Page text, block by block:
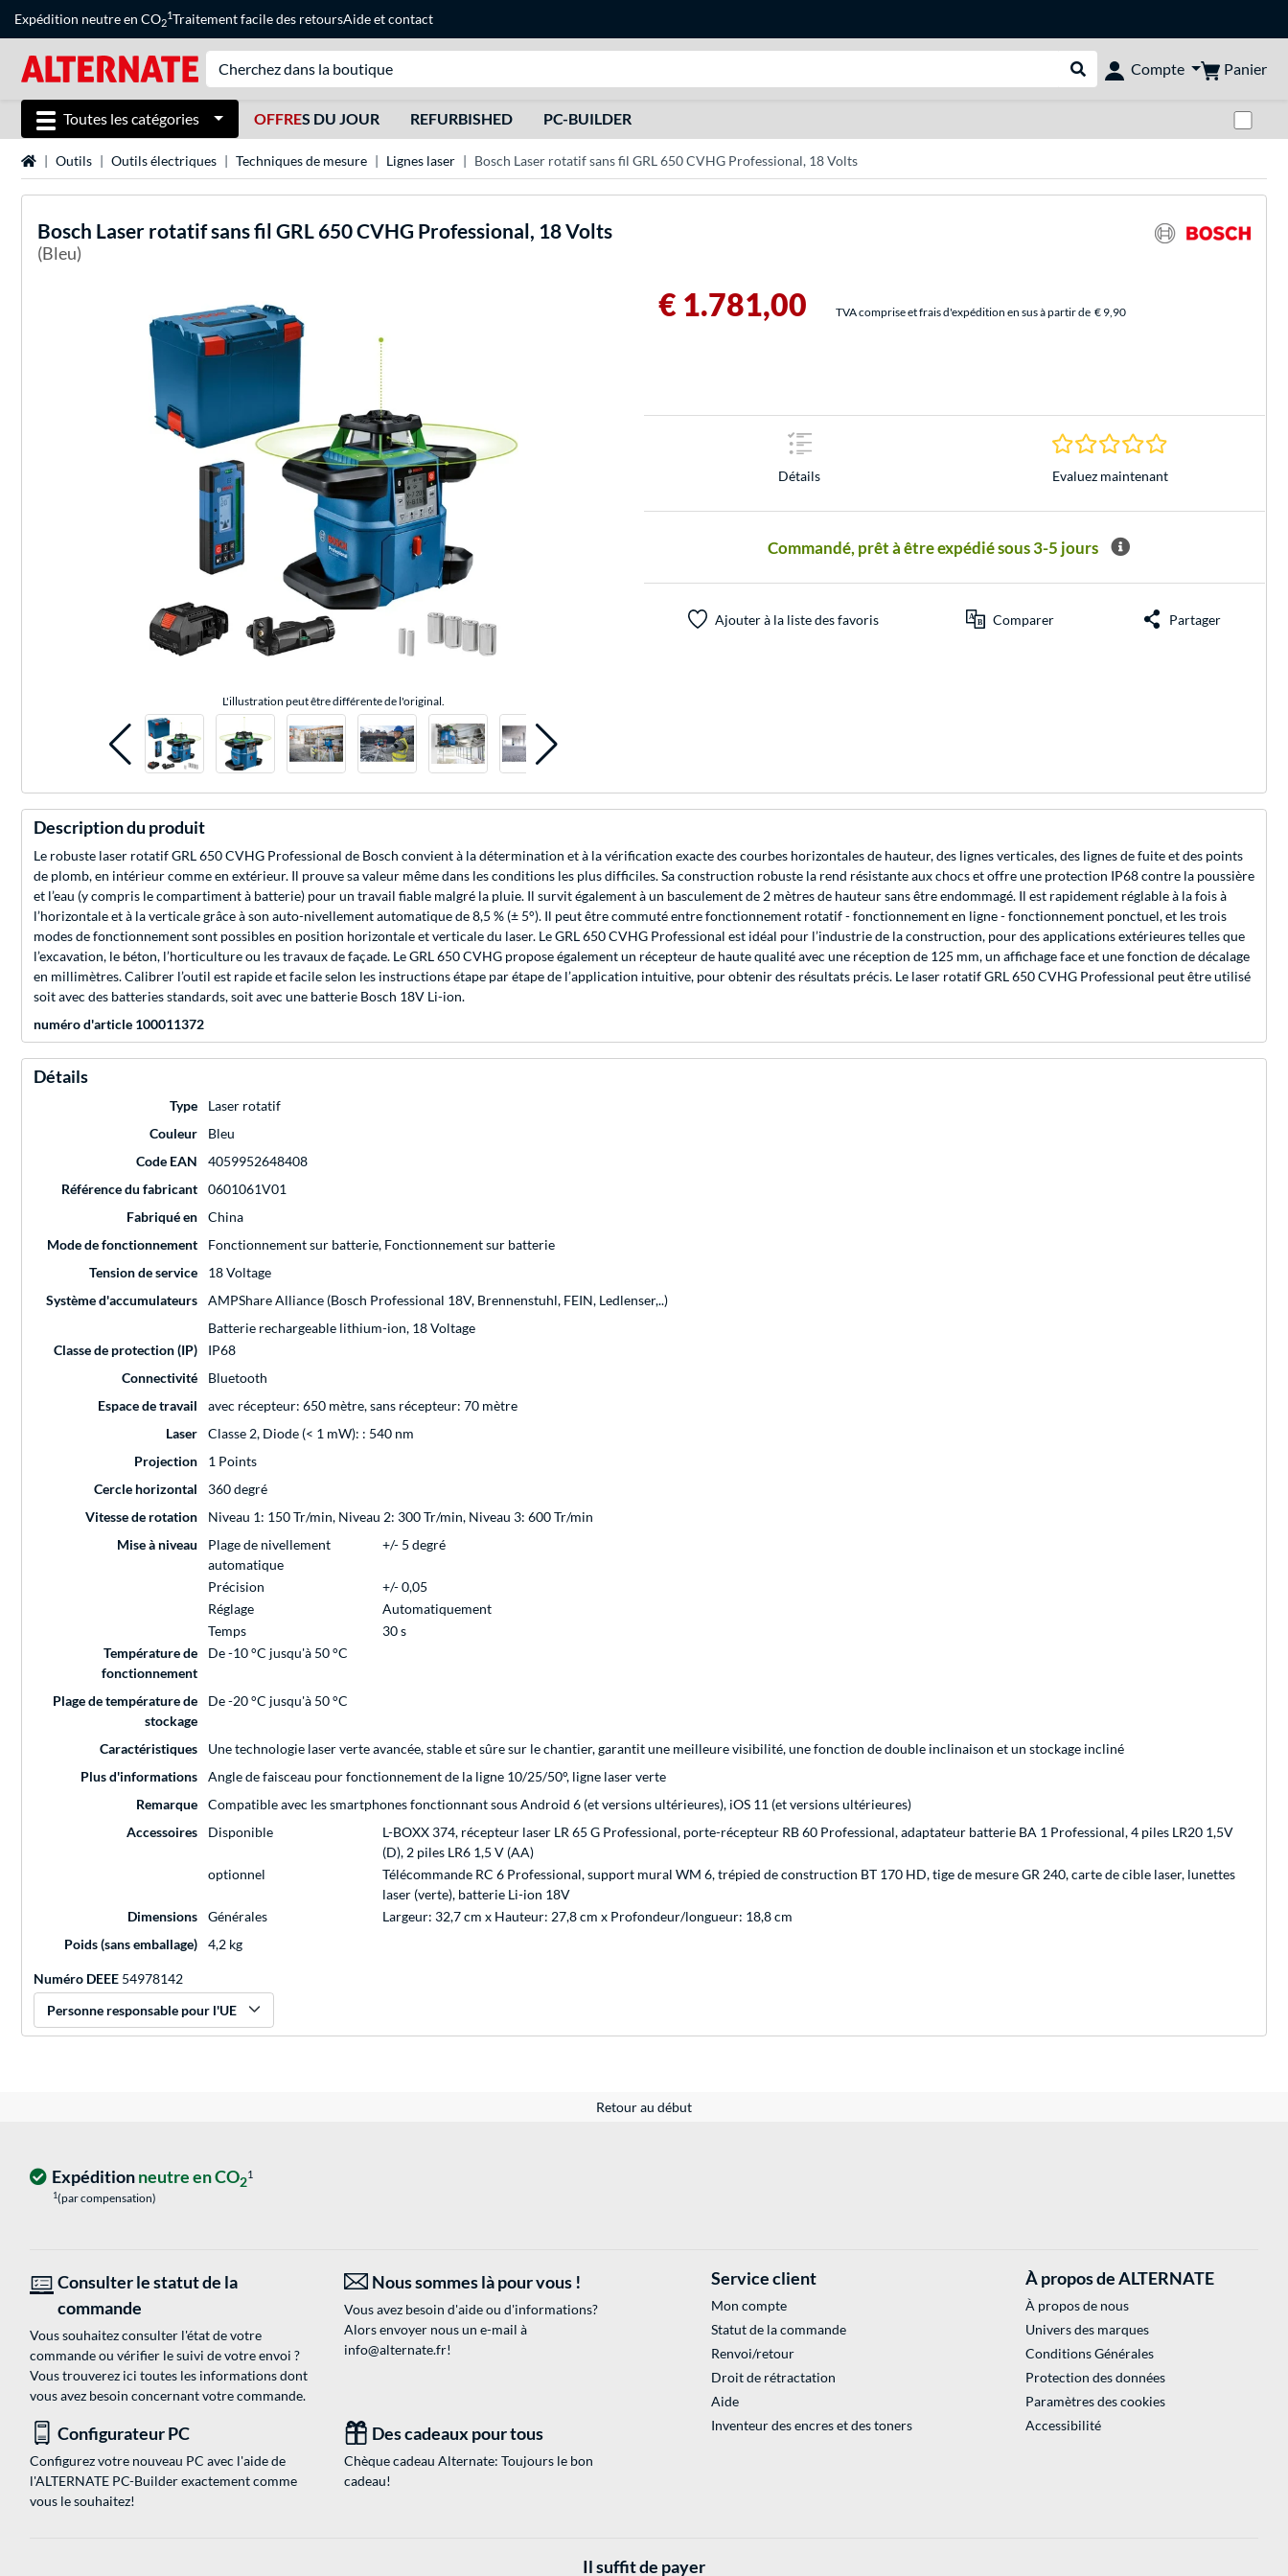
Expédition neutre en CO2
1Traitement facile des retoursAideetcontact
Rechercher dans le shop
Compte Panier
Toutes les catégories OFFRES DU JOUR REFURBISHED PC-BUILDER
Page d'accueil
Outils Outils électriques Techniques de mesure Lignes laser Bosch Laser rotatif sans fil GRL 650 CVHG Professional, 18 Volts
Bosch Laser rotatif sans fil GRL 650 CVHG Professional, 18 Volts
(Bleu)
L'illustration peut être différente de l'original.
€ 1.781,00 TVA comprise et frais d'expédition en sus à partir de € 9,90
Détails
0.0 Étoiles à 0
Evaluez maintenant
Commandé, prêt à être expédié sous 3-5 jours
Ajouter à la liste des favoris Comparer Partager
Description du produit
Le robuste laser rotatif GRL 650 CVHG Professional de Bosch convient à la détermination et à la vérification exacte des courbes horizontales de hauteur, des lignes verticales, des lignes de fuite et des points
de plomb, en intérieur comme en extérieur. Il prouve sa valeur même dans les conditions les plus difficiles. Sa construction robuste la rend résistante aux chocs et offre une protection IP68 contre la poussière
et l’eau (y compris le compartiment à batterie) pour un travail fiable malgré la pluie. Il survit également à un basculement de 2 mètres de hauteur sans être endommagé. Il est rapidement réglable à la fois à
l’horizontale et à la verticale grâce à son auto-nivellement automatique de 8,5 % (± 5°). Il peut être commuté entre fonctionnement rotatif - fonctionnement en ligne - fonctionnement ponctuel, et les trois
modes de fonctionnement sont possibles en position horizontale et verticale du laser. Le GRL 650 CVHG Professional est idéal pour l’industrie de la construction, pour des applications extérieures telles que
l’excavation, le béton, l’horticulture ou les travaux de façade. Le GRL 650 CVHG propose également un récepteur de haute qualité avec une réception de 125 mm, un affichage face et une fonction de décalage
en millimètres. Calibrer l’outil est rapide et facile selon les instructions étape par étape de l’application intuitive, pour obtenir des résultats précis. Le laser rotatif GRL 650 CVHG Professional peut être utilisé
soit avec des batteries standards, soit avec une batterie Bosch 18V Li-ion.
numéro d'article 100011372
Détails
Type
Laser rotatif
Couleur
Bleu
Code EAN
4059952648408
Référence du fabricant
0601061V01
Fabriqué en
China
Mode de fonctionnement
Fonctionnement sur batterie, Fonctionnement sur batterie
Tension de service
18 Voltage
Système d'accumulateurs
AMPShare Alliance (Bosch Professional 18V, Brennenstuhl, FEIN, Ledlenser,..)
Batterie rechargeable lithium-ion, 18 Voltage
Classe de protection (IP)
IP68
Connectivité
Bluetooth
Espace de travail
avec récepteur: 650 mètre, sans récepteur: 70 mètre
Laser
Classe 2, Diode (< 1 mW): : 540 nm
Projection
1 Points
Cercle horizontal
360 degré
Vitesse de rotation
Niveau 1: 150 Tr/min, Niveau 2: 300 Tr/min, Niveau 3: 600 Tr/min
Mise à niveau
Plage de nivellement
automatique
+/- 5 degré
Précision
+/- 0,05
Réglage
Automatiquement
Temps
30 s
Température de
fonctionnement
De -10 °C jusqu'à 50 °C
Plage de température de
stockage
De -20 °C jusqu'à 50 °C
Caractéristiques
Une technologie laser verte avancée, stable et sûre sur le chantier, garantit une meilleure visibilité, une fonction de double inclinaison et un stockage incliné
Plus d'informations
Angle de faisceau pour fonctionnement de la ligne 10/25/50°, ligne laser verte
Remarque
Compatible avec les smartphones fonctionnant sous Android 6 (et versions ultérieures), iOS 11 (et versions ultérieures)
Accessoires
Disponible
L-BOXX 374, récepteur laser LR 65 G Professional, porte-récepteur RB 60 Professional, adaptateur batterie BA 1 Professional, 4 piles LR20 1,5V
(D), 2 piles LR6 1,5 V (AA)
optionnel
Télécommande RC 6 Professional, support mural WM 6, trépied de construction BT 170 HD, tige de mesure GR 240, carte de cible laser, lunettes
laser (verte), batterie Li-ion 18V
Dimensions
Générales
Largeur: 32,7 cm x Hauteur: 27,8 cm x Profondeur/longueur: 18,8 cm
Poids (sans emballage)
4,2 kg
Numéro DEEE 54978142
Personne responsable pour l'UE
Retour au début
Expéditionneutre en CO21
1(par compensation)
Consulter le statut de la
commande
Vous souhaitez consulter l'état de votre
commande ou vérifier le suivi de votre envoi ?
Vous trouverez ici toutes les informations dont
vous avez besoin concernant votre commande.
Nous sommes là pour vous !
Vous avez besoin d'aide ou d'informations?
Alors envoyer nous un e-mail à
info@alternate.fr!
Configurateur PC
Configurez votre nouveau PC avec l'aide de
l'ALTERNATE PC-Builder exactement comme
vous le souhaitez!
Des cadeaux pour tous
Chèque cadeau Alternate: Toujours le bon
cadeau!
Service client
Mon compte
Statut de la commande
Renvoi/retour
Droit de rétractation
Aide
Inventeur des encres et des toners
À propos de ALTERNATE
À propos de nous
Univers des marques
Conditions Générales
Protection des données
Paramètres des cookies
Accessibilité
Il suffit de payer